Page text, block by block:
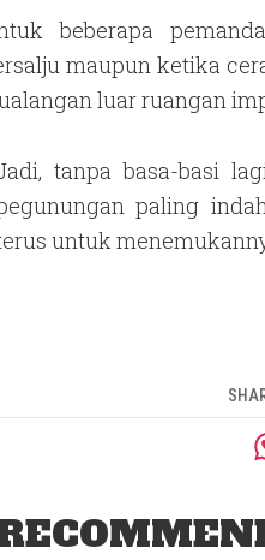
beberapa
maupun ketika
luar ruangan
tanpa basa-basi
paling
untuk